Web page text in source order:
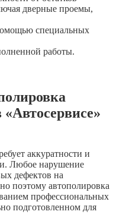
дверные проемы,
специальных
работы.
аккуратности и
Любое нарушение
дефектов на
поэтому автополировка
профессиональных
подготовленном для